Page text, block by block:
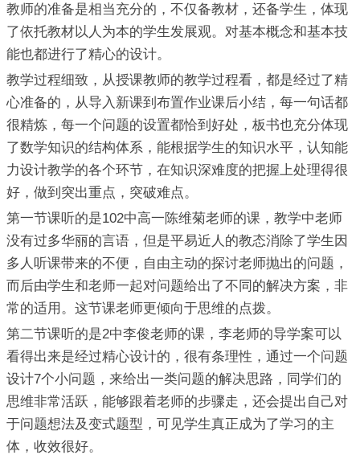
教师的准备是相当充分的，不仅备教材，还备学生，体现
了依托教材以人为本的学生发展观。对基本概念和基本技
能也都进行了精心的设计。
教学过程细致，从授课教师的教学过程看，都是经过了精
心准备的，从导入新课到布置作业课后小结，每一句话都
很精炼，每一个问题的设置都恰到好处，板书也充分体现
了数学知识的结构体系，能根据学生的知识水平，认知能
力设计教学的各个环节，在知识深难度的把握上处理得很
好，做到突出重点，突破难点。
第一节课听的是102中高一陈维菊老师的课，教学中老师
没有过多华丽的言语，但是平易近人的教态消除了学生因
多人听课带来的不便，自由主动的探讨老师抛出的问题，
而后由学生和老师一起对问题给出了不同的解决方案，非
常的适用。这节课老师更倾向于思维的点拨。
第二节课听的是2中李俊老师的课，李老师的导学案可以
看得出来是经过精心设计的，很有条理性，通过一个问题
设计7个小问题，来给出一类问题的解决思路，同学们的
思维非常活跃，能够跟着老师的步骤走，还会提出自己对
于问题想法及变式题型，可见学生真正成为了学习的主
体，收效很好。